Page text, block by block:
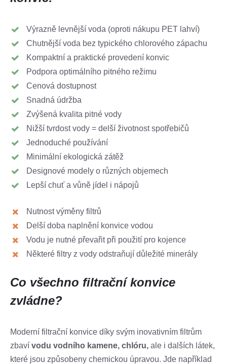
Výrazně levnější voda (oproti nákupu PET lahví)
Chutnější voda bez typického chlorového zápachu
Kompaktní a praktické provedení konvic
Podpora optimálního pitného režimu
Cenová dostupnost
Snadná údržba
Zvýšená kvalita pitné vody
Nižší tvrdost vody = delší životnost spotřebičů
Jednoduché používání
Minimální ekologická zátěž
Designové modely o různých objemech
Lepší chuť a vůně jídel i nápojů
Nutnost výměny filtrů
Delší doba naplnění konvice vodou
Vodu je nutné převařit při použití pro kojence
Některé filtry z vody odstraňují důležité minerály
Co všechno filtrační konvice
zvládne?
Moderní filtrační konvice díky svým inovativním filtrům
zbaví vodu vodního kamene, chlóru, ale i dalších látek,
které jsou způsobeny chemickou úpravou. Jde například